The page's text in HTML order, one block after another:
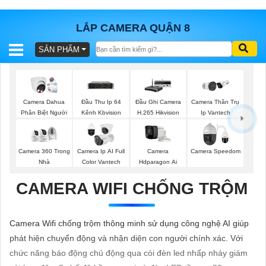
LẮP CAMERA QUẬN 8
BÁO
TRỌN
GÓI
SẢN
TƯ
VẤN
LẮP
SẢN PHẨM
Camera Dahua
Phân Biệt Người
Đầu Thu Ip 64
Kênh Kbvision
Đầu Ghi Camera
H.265 Hikvision
Camera Thân Trụ
Ip Vantech
Camera 360 Trong
Nhà
Camera Ip AI Full
Color Vantech
Camera
Hdparagon Ai
Camera Speedom
CAMERA WIFI CHỐNG TRỘM
Camera Wifi chống trộm thông minh sử dụng công nghệ AI giúp
phát hiện chuyển động và nhận diện con người chính xác. Với
chức năng báo động chủ động qua còi đèn led nhấp nháy giám